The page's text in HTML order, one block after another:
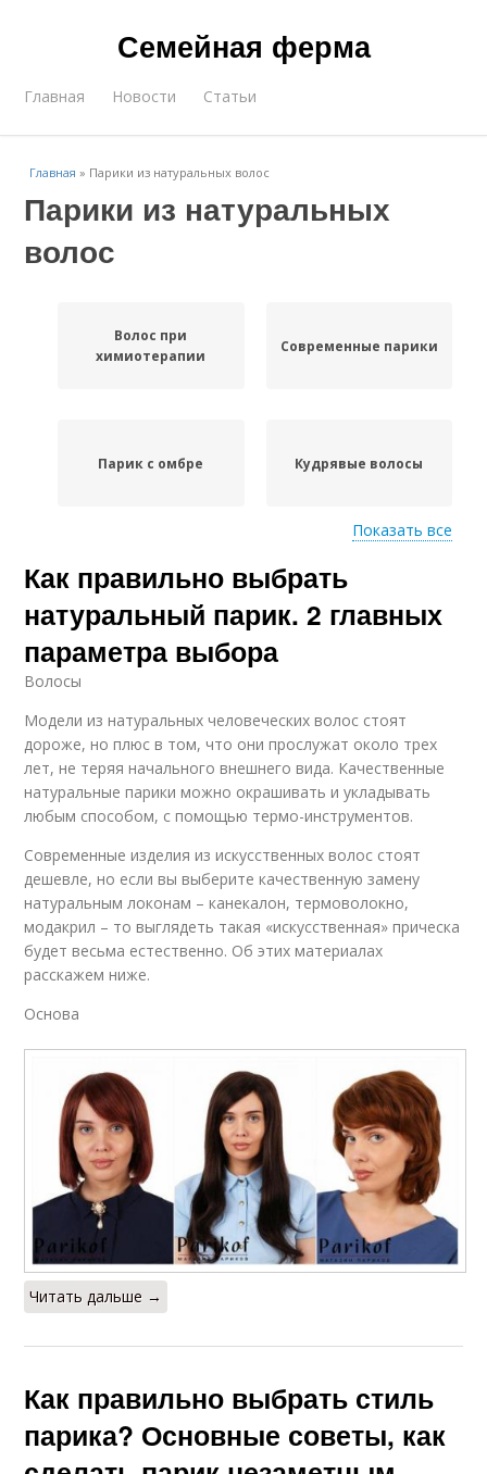
Семейная ферма
Главная Новости Статьи
Главная » Парики из натуральных волос
Парики из натуральных
волос
Волос при
химиотерапии
Современные парики
Парик с омбре Кудрявые волосы
Розовые волосы
Парик из
натуральных волос
Показать все
Как правильно выбрать
натуральный парик. 2 главных
параметра выбора
Волосы
Модели из натуральных человеческих волос стоят
дороже, но плюс в том, что они прослужат около трех
лет, не теряя начального внешнего вида. Качественные
натуральные парики можно окрашивать и укладывать
любым способом, с помощью термо-инструментов.
Современные изделия из искусственных волос стоят
дешевле, но если вы выберите качественную замену
натуральным локонам – канекалон, термоволокно,
модакрил – то выглядеть такая «искусственная» прическа
будет весьма естественно. Об этих материалах
расскажем ниже.
Основа
Читать дальше →
Как правильно выбрать стиль
парика? Основные советы, как